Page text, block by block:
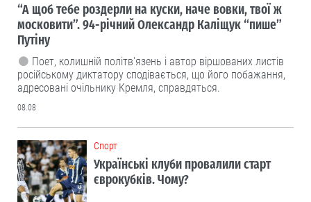
“А щоб тебе роздерли на куски, наче вовки, твої ж
московити”. 94-річний Олександр Каліщук “пише”
Путіну
Поет, колишній політв'язень і автор віршованих листів
російському диктатору сподівається, що його побажання,
адресовані очільнику Кремля, справдяться.
08.08
Cпорт
Українські клуби провалили старт
єврокубків. Чому?